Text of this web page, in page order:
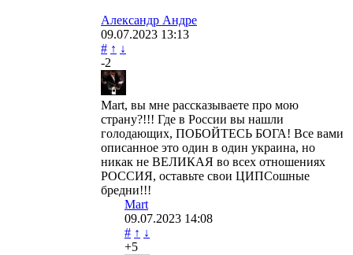
Александр Андре
09.07.2023 13:13
# ↑ ↓
-2
Mart, вы мне рассказываете про мою
страну?!!! Где в России вы нашли
голодающих, ПОБОЙТЕСЬ БОГА! Все вами
описанное это один в один украина, но
никак не ВЕЛИКАЯ во всех отношениях
РОССИЯ, оставьте свои ЦИПСошные
бредни!!!
Mart
09.07.2023 14:08
# ↑ ↓
+5